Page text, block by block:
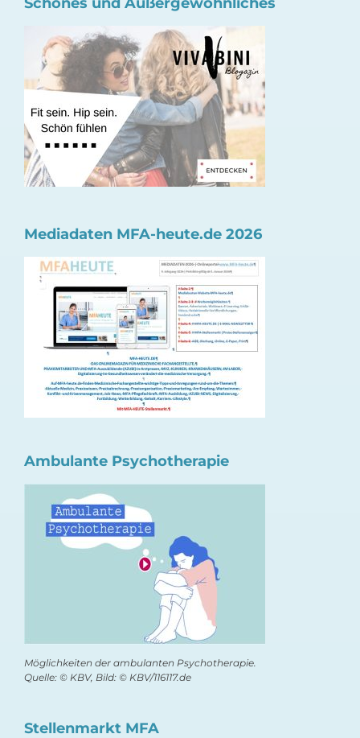
Mediadaten MFA-heute.de 2026
Ambulante Psychotherapie
Möglichkeiten der ambulanten Psychotherapie.
Quelle: © KBV, Bild: © KBV/116117.de
Stellenmarkt MFA